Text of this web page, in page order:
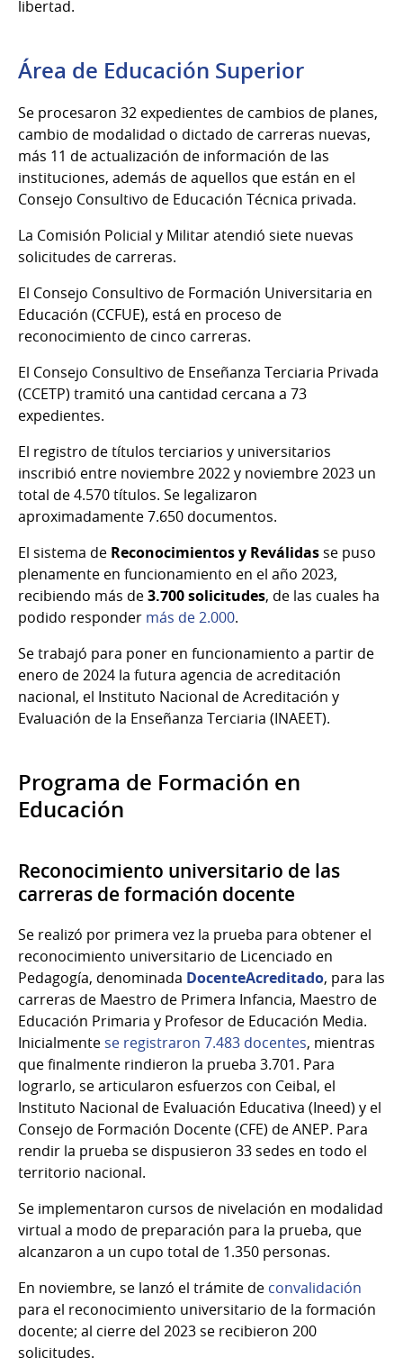
libertad.
Área de Educación Superior
Se procesaron 32 expedientes de cambios de planes,
cambio de modalidad o dictado de carreras nuevas,
más 11 de actualización de información de las
instituciones, además de aquellos que están en el
Consejo Consultivo de Educación Técnica privada.
La Comisión Policial y Militar atendió siete nuevas
solicitudes de carreras.
El Consejo Consultivo de Formación Universitaria en
Educación (CCFUE), está en proceso de
reconocimiento de cinco carreras.
El Consejo Consultivo de Enseñanza Terciaria Privada
(CCETP) tramitó una cantidad cercana a 73
expedientes.
El registro de títulos terciarios y universitarios
inscribió entre noviembre 2022 y noviembre 2023 un
total de 4.570 títulos. Se legalizaron
aproximadamente 7.650 documentos.
El sistema de Reconocimientos y Reválidasse puso
plenamente en funcionamiento en el año 2023,
recibiendo más de3.700 solicitudes, de las cuales ha
podido responder más de 2.000.
Se trabajó para poner en funcionamiento a partir de
enero de 2024 la futura agencia de acreditación
nacional, el Instituto Nacional de Acreditación y
Evaluación de la Enseñanza Terciaria (INAEET).
Programa de Formación en
Educación
Reconocimiento universitario de las
carreras de formación docente
Se realizó por primera vez la prueba para obtener el
reconocimiento universitario de Licenciado en
Pedagogía, denominada DocenteAcreditado, para las
carreras de Maestro de Primera Infancia, Maestro de
Educación Primaria y Profesor de Educación Media.
Inicialmente se registraron 7.483 docentes, mientras
que finalmente rindieron la prueba 3.701. Para
lograrlo, se articularon esfuerzos con Ceibal, el
Instituto Nacional de Evaluación Educativa (Ineed) y el
Consejo de Formación Docente (CFE) de ANEP. Para
rendir la prueba se dispusieron 33 sedes en todo el
territorio nacional.
Se implementaron cursos de nivelación en modalidad
virtual a modo de preparación para la prueba, que
alcanzaron a un cupo total de 1.350 personas.
En noviembre, se lanzó el trámite de convalidación
para el reconocimiento universitario de la formación
docente; al cierre del 2023 se recibieron 200
solicitudes.